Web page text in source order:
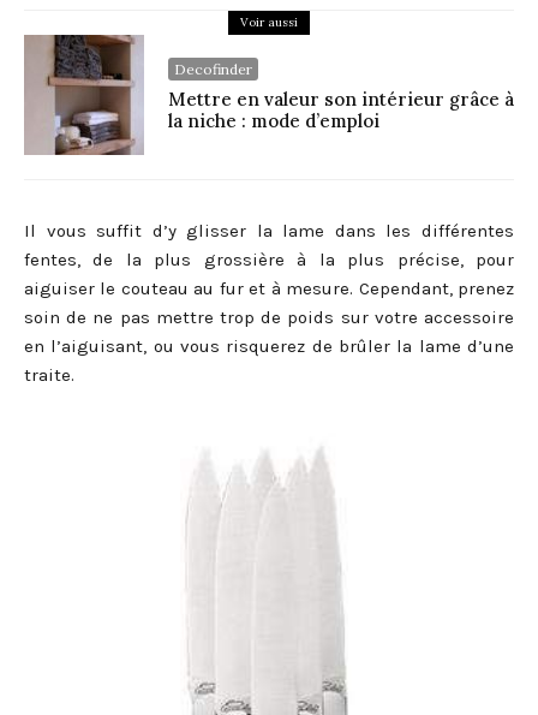
Voir aussi
Decofinder
Mettre en valeur son intérieur grâce à
la niche : mode d’emploi
Il vous suffit d’y glisser la lame dans les différentes
fentes, de la plus grossière à la plus précise, pour
aiguiser le couteau au fur et à mesure. Cependant, prenez
soin de ne pas mettre trop de poids sur votre accessoire
en l’aiguisant, ou vous risquerez de brûler la lame d’une
traite.